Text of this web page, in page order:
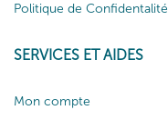
Politique de Confidentalité
SERVICES ET AIDES
Mon compte